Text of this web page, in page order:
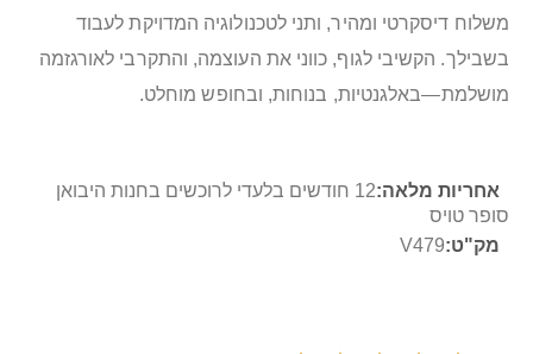
משלוח דיסקרטי ומהיר, ותני לטכנולוגיה המדויקת לעבוד
בשבילך. הקשיבי לגוף, כווני את העוצמה, והתקרבי לאורגזמה
מושלמת—באלגנטיות, בנוחות, ובחופש מוחלט.
מידע
נוסף
12 חודשים בלעדי לרוכשים בחנות היבואן
סופר טויס
V479